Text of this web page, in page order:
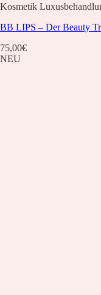
Kosmetik
BB LIPS – Der Beauty
75,00€
NEU